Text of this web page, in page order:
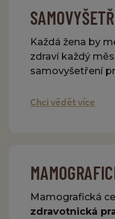
Každá žena by
zdraví každý
samovyšetření
Chci vědět více
Mamografická
zdravotnická